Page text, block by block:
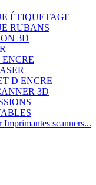
ÉTIQUETAGE
RUBANS
3D
D ENCRE
3D
Imprimantes scanners...